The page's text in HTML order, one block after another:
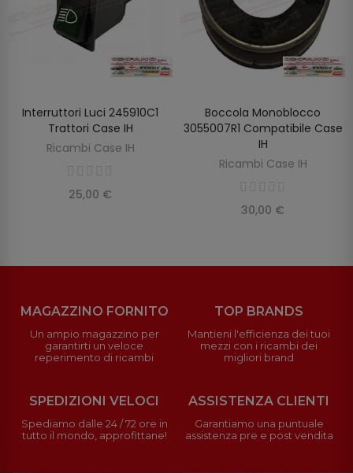
AGGIUNGI AL CARRELLO
Interruttori Luci 245910C1
Trattori Case IH
Ricambi Case IH
25,00 €
AGGIUNGI AL CARRELLO
Boccola Monoblocco
3055007R1 Compatibile Case
IH
Ricambi Case IH
30,00 €
MAGAZZINO FORNITO
Un ampio magazzino per
garantirti un veloce
reperimento di ricambi
TOP BRANDS
Mantieni l'efficienza dei tuoi
mezzi con i ricambi dei
migliori brand
SPEDIZIONI VELOCI
Spediamo dalle 24 / 72 ore in
tutto il mondo, approfittane!
ASSISTENZA CLIENTI
Garantiamo una puntuale
assistenza pre e post vendita